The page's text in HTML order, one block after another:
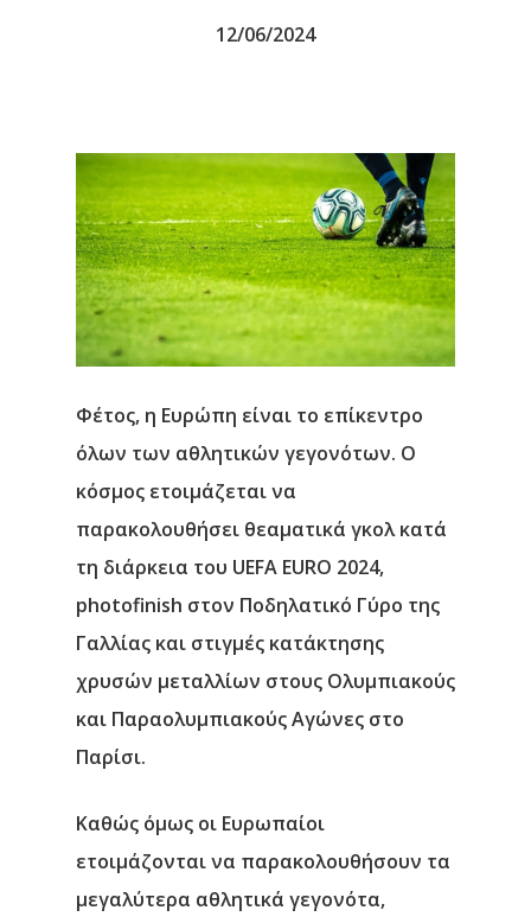
12/06/2024
Φέτος, η Ευρώπη είναι το επίκεντρο
όλων των αθλητικών γεγονότων. Ο
κόσμος ετοιμάζεται να
παρακολουθήσει θεαματικά γκολ κατά
τη διάρκεια του UEFA EURO 2024,
photofinish στον Ποδηλατικό Γύρο της
Γαλλίας και στιγμές κατάκτησης
χρυσών μεταλλίων στους Ολυμπιακούς
και Παραολυμπιακούς Αγώνες στο
Παρίσι.
Καθώς όμως οι Ευρωπαίοι
ετοιμάζονται να παρακολουθήσουν τα
μεγαλύτερα αθλητικά γεγονότα,